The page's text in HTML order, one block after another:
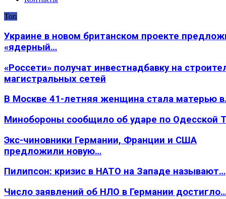
Топ
Украине в новом британском проекте
«ядерный…
«Россети» получат инвестнадбавку на
магистральных сетей
В Москве 41-летняя женщина стала матерью
Минобороны сообщило об ударе по Одесской
Экс-чиновники Германии, Франции и США
предложили новую…
Пилипсон: кризис в НАТО на Западе называют…
Число заявлений об НЛО в Германии